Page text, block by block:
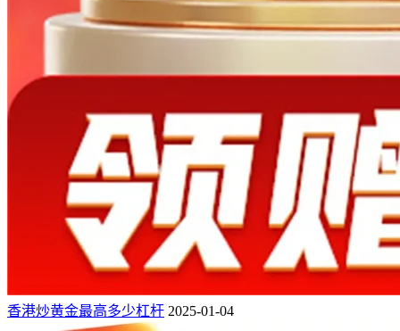
香港炒黄金最高多少杠杆 2025-01-04